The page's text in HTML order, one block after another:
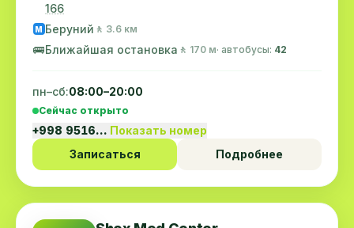
166
M Беруний 🚶 3.6 км
🚌Ближайшая остановка 🚶 170 м· автобусы: 42
пн–сб:08:00–20:00
Сейчас открыто
+998 9516… Показать номер
Записаться
Подробнее